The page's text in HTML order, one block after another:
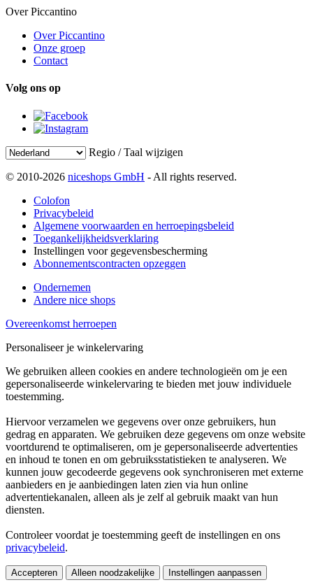
Over Piccantino
Over Piccantino
Onze groep
Contact
Volg ons op
Regio / Taal wijzigen
© 2010-2026 niceshops GmbH - All rights reserved.
Colofon
Privacybeleid
Algemene voorwaarden en herroepingsbeleid
Toegankelijkheidsverklaring
Instellingen voor gegevensbescherming
Abonnementscontracten opzeggen
Ondernemen
Andere nice shops
Overeenkomst herroepen
Personaliseer je winkelervaring
We gebruiken alleen cookies en andere technologieën om je een
gepersonaliseerde winkelervaring te bieden met jouw individuele
toestemming.
Hiervoor verzamelen we gegevens over onze gebruikers, hun
gedrag en apparaten. We gebruiken deze gegevens om onze website
voortdurend te optimaliseren, om je gepersonaliseerde advertenties
en inhoud te tonen en om gebruiksstatistieken te analyseren. We
kunnen jouw gecodeerde gegevens ook synchroniseren met externe
aanbieders en je aanbiedingen laten zien via hun online
advertentiekanalen, alleen als je zelf al gebruik maakt van hun
diensten.
Controleer voordat je toestemming geeft de instellingen en ons
privacybeleid.
Accepteren Alleen noodzakelijke Instellingen aanpassen